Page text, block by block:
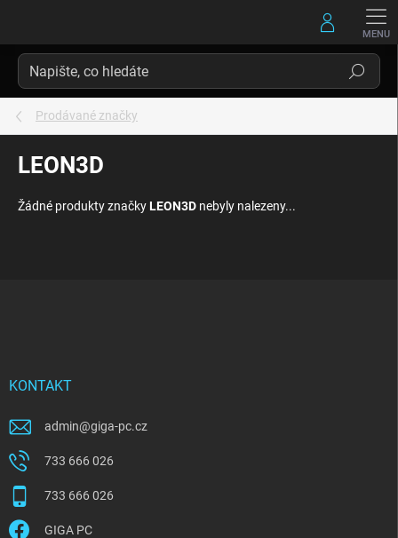
Hledat
Prodávané značky
LEON3D
Žádné produkty značkyLEON3D nebyly nalezeny...
KONTAKT
admin@giga-pc.cz
733 666 026
733 666 026
GIGA PC